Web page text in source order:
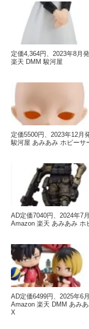
定価4,364円、2023年8月
楽天 DMM 駿河屋
定価5500円、2023年12月
駿河屋 あみあみ ホビーサ
AD定価7040円、2024年7
Amazon 楽天 あみあみ ホ
AD定価6499円、2025年6
Amazon 楽天 DMM あみ
X